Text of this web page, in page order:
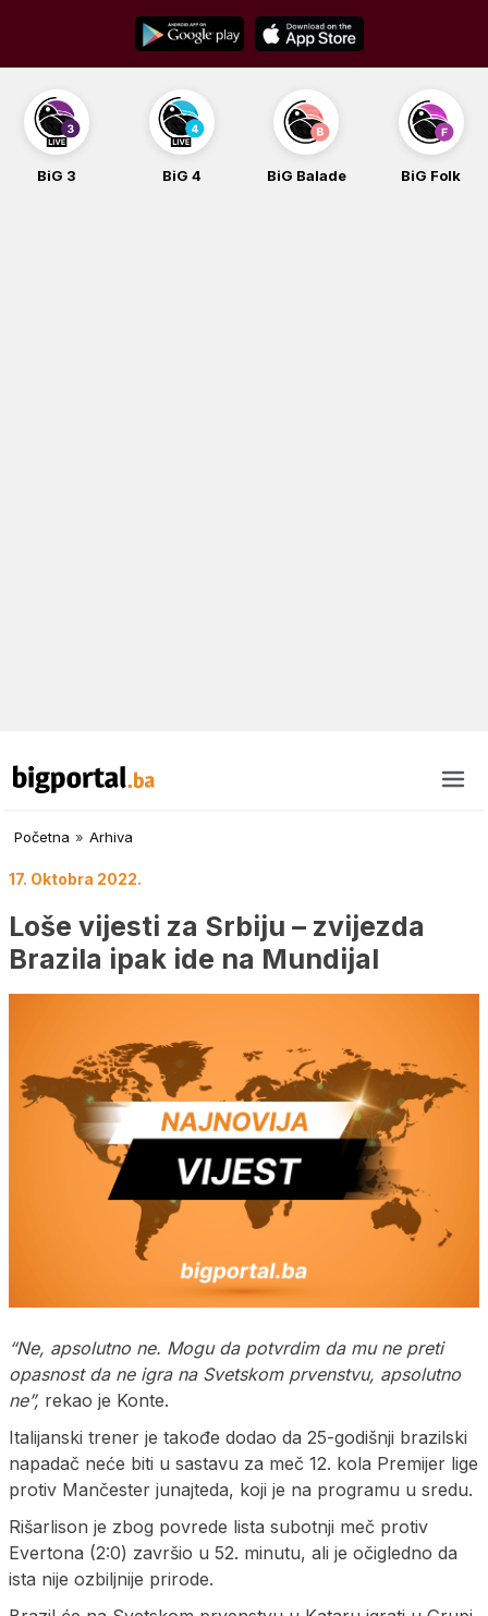
content
BiG 3 BiG 4 BiG Balade BiG Folk
Početna » Arhiva
17. Oktobra 2022.
Loše vijesti za Srbiju – zvijezda
Brazila ipak ide na Mundijal
“Ne, apsolutno ne. Mogu da potvrdim da mu ne preti
opasnost da ne igra na Svetskom prvenstvu, apsolutno
ne”, rekao je Konte.
Italijanski trener je takođe dodao da 25-godišnji brazilski
napadač neće biti u sastavu za meč 12. kola Premijer lige
protiv Mančester junajteda, koji je na programu u sredu.
Rišarlison je zbog povrede lista subotnji meč protiv
Evertona (2:0) završio u 52. minutu, ali je očigledno da
ista nije ozbiljnije prirode.